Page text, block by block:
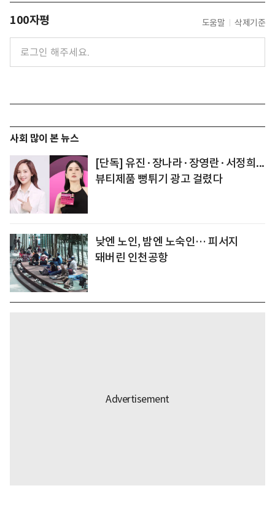
100자평 도움말 삭제기준
사회 많이 본 뉴스
[단독] 유진·장나라·장영란·서정희...
뷰티제품 뻥튀기 광고 걸렸다
낮엔 노인, 밤엔 노숙인… 피서지
돼버린 인천공항